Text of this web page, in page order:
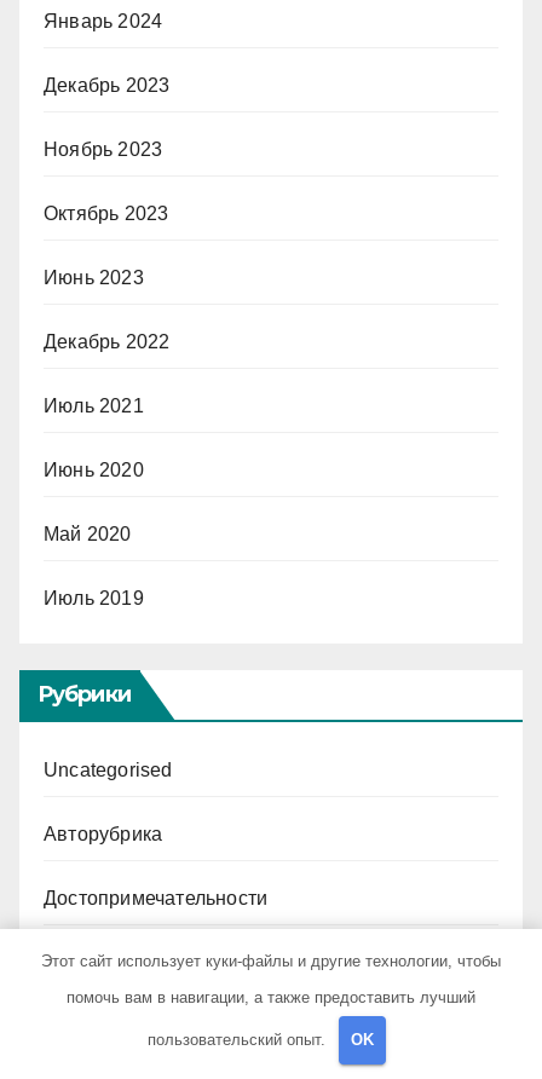
Январь 2024
Декабрь 2023
Ноябрь 2023
Октябрь 2023
Июнь 2023
Декабрь 2022
Июль 2021
Июнь 2020
Май 2020
Июль 2019
Рубрики
Uncategorised
Авторубрика
Достопримечательности
Криптовалюта и бизнес
Этот сайт использует куки-файлы и другие технологии, чтобы
помочь вам в навигации, а также предоставить лучший
пользовательский опыт. OK